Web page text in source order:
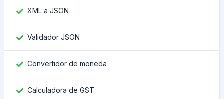
XML a JSON
Validador JSON
Convertidor de moneda
Calculadora de GST